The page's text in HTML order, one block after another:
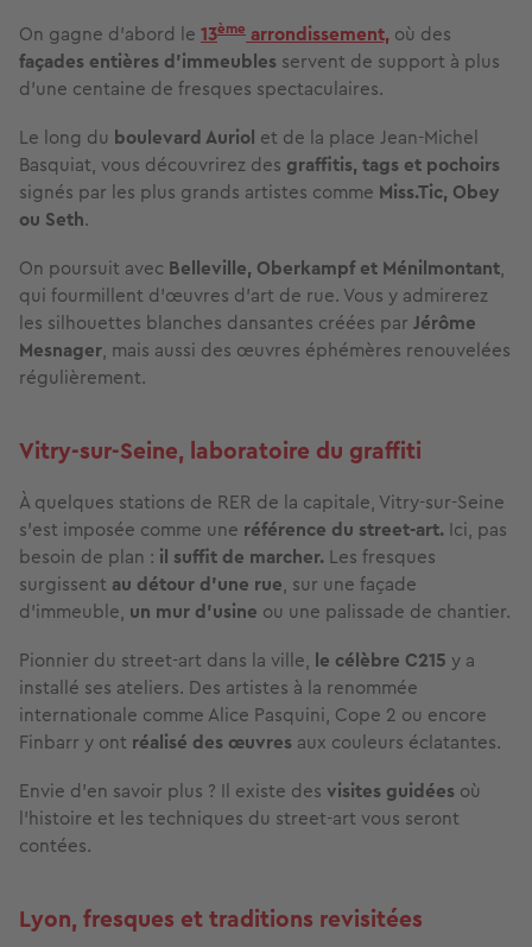
On gagne d’abord le 13ème arrondissement, où des
façades entières d’immeubles servent de support à plus
d’une centaine de fresques spectaculaires.
Le long du boulevard Auriol et de la place Jean-Michel
Basquiat, vous découvrirez des graffitis, tags et pochoirs
signés par les plus grands artistes comme Miss.Tic, Obey
ou Seth.
On poursuit avec Belleville, Oberkampf et Ménilmontant,
qui fourmillent d’œuvres d’art de rue. Vous y admirerez
les silhouettes blanches dansantes créées par Jérôme
Mesnager, mais aussi des œuvres éphémères renouvelées
régulièrement.
Vitry-sur-Seine, laboratoire du graffiti
À quelques stations de RER de la capitale, Vitry-sur-Seine
s’est imposée comme une référence du street-art. Ici, pas
besoin de plan : il suffit de marcher. Les fresques
surgissent au détour d’une rue, sur une façade
d’immeuble, un mur d’usine ou une palissade de chantier.
Pionnier du street-art dans la ville, le célèbre C215 y a
installé ses ateliers. Des artistes à la renommée
internationale comme Alice Pasquini, Cope 2 ou encore
Finbarr y ont réalisé des œuvres aux couleurs éclatantes.
Envie d’en savoir plus ? Il existe des visites guidées où
l’histoire et les techniques du street-art vous seront
contées.
Lyon, fresques et traditions revisitées